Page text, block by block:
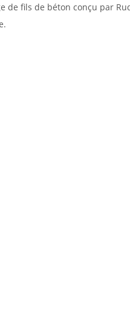
de fils de béton conçu par